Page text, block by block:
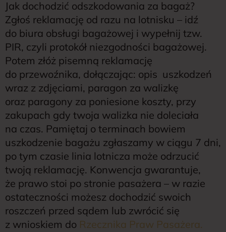
Jak dochodzić odszkodowania za bagaż?
Zgłoś reklamację od razu na lotnisku – idź
do biura obsługi bagażowej i wypełnij tzw.
PIR, czyli protokół niezgodności bagażowej.
Potem złóż pisemną reklamację
do przewoźnika, dołączając: opis uszkodzeń
wraz z zdjęciami, paragon za walizkę
oraz paragony za poniesione koszty, przy
zakupach gdy twoja walizka nie doleciała
na czas. Pamiętaj o terminach bowiem
uszkodzenie bagażu zgłaszamy w ciągu 7 dni,
po tym czasie linia lotnicza może odrzucić
twoją reklamację. Konwencja gwarantuje,
że prawo stoi po stronie pasażera – w razie
ostateczności możesz dochodzić swoich
roszczeń przed sądem lub zwrócić się
z wnioskiem do Rzecznika Praw Pasażera.